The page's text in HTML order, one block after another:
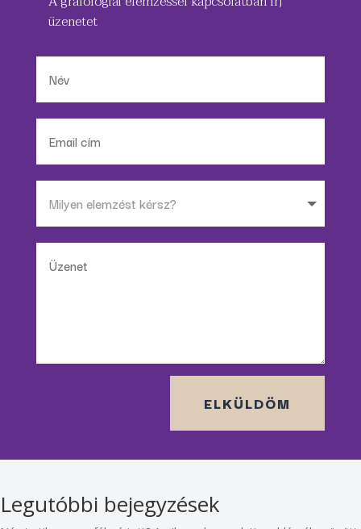
üzenetet
ELKÜLDÖM
Legutóbbi bejegyzések